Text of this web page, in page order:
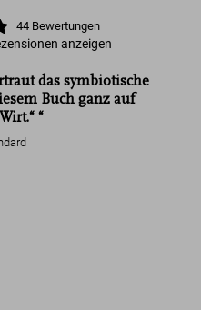
44 Bewertungen
anzeigen
das symbiotische
Buch ganz auf
“